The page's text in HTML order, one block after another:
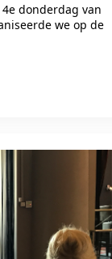
donderdag van
we op de